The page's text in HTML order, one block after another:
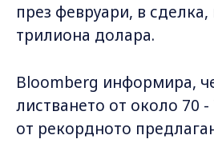
през февруари, в
трилиона долара.
Bloomberg информира,
листването от около 70
от рекордното